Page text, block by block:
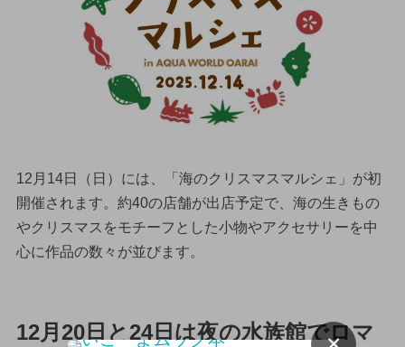
12月14日（日）には、「海のクリスマスマルシェ」が初
開催されます。約40の店舗が出店予定で、海の生きもの
やクリスマスをモチーフとした小物やアクセサリーを中
心に作品の数々が並びます。
12月20日と24日は夜の水族館でロマ